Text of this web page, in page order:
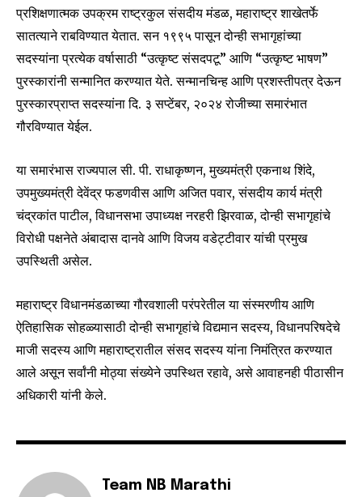
Join our community of
conversation.
To subscribe, simply enter your email address on our website
or click the subscribe button below. Don't worry, we respect
your privacy and won't spam your inbox. Your information is
safe with us.
SUBSCRIBE
I've read and accept the
Fans Followers
प्रशिक्षणात्मक उपक्रम राष्ट्रकुल संसदीय मंडळ, महाराष्ट्र शाखेतर्फे
सातत्याने राबविण्यात येतात. सन १९९५ पासून दोन्ही सभागृहांच्या
सदस्यांना प्रत्येक वर्षासाठी “उत्कृष्ट संसदपटू” आणि “उत्कृष्ट भाषण”
पुरस्कारांनी सन्मानित करण्यात येते. सन्मानचिन्ह आणि प्रशस्तीपत्र देऊन
पुरस्कारप्राप्त सदस्यांना दि. ३ सप्टेंबर, २०२४ रोजीच्या समारंभात
गौरविण्यात येईल.
या समारंभास राज्यपाल सी. पी. राधाकृष्णन, मुख्यमंत्री एकनाथ शिंदे,
उपमुख्यमंत्री देवेंद्र फडणवीस आणि अजित पवार, संसदीय कार्य मंत्री
चंद्रकांत पाटील, विधानसभा उपाध्यक्ष नरहरी झिरवाळ, दोन्ही सभागृहांचे
विरोधी पक्षनेते अंबादास दानवे आणि विजय वडेट्टीवार यांची प्रमुख
उपस्थिती असेल.
महाराष्ट्र विधानमंडळाच्या गौरवशाली परंपरेतील या संस्मरणीय आणि
ऐतिहासिक सोहळ्यासाठी दोन्ही सभागृहांचे विद्यमान सदस्य, विधानपरिषदेचे
माजी सदस्य आणि महाराष्ट्रातील संसद सदस्य यांना निमंत्रित करण्यात
आले असून सर्वांनी मोठ्या संख्येने उपस्थित रहावे, असे आवाहनही पीठासीन
अधिकारी यांनी केले.
Team NB Marathi